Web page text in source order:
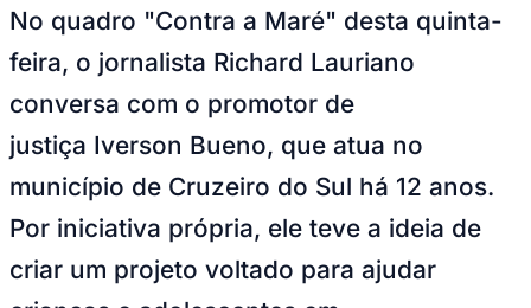
No quadro "Contra a Maré" desta quinta-
feira, o jornalista Richard Lauriano
conversa com o promotor de
justiça Iverson Bueno, que atua no
município de Cruzeiro do Sul há 12 anos.
Por iniciativa própria, ele teve a ideia de
criar um projeto voltado para ajudar